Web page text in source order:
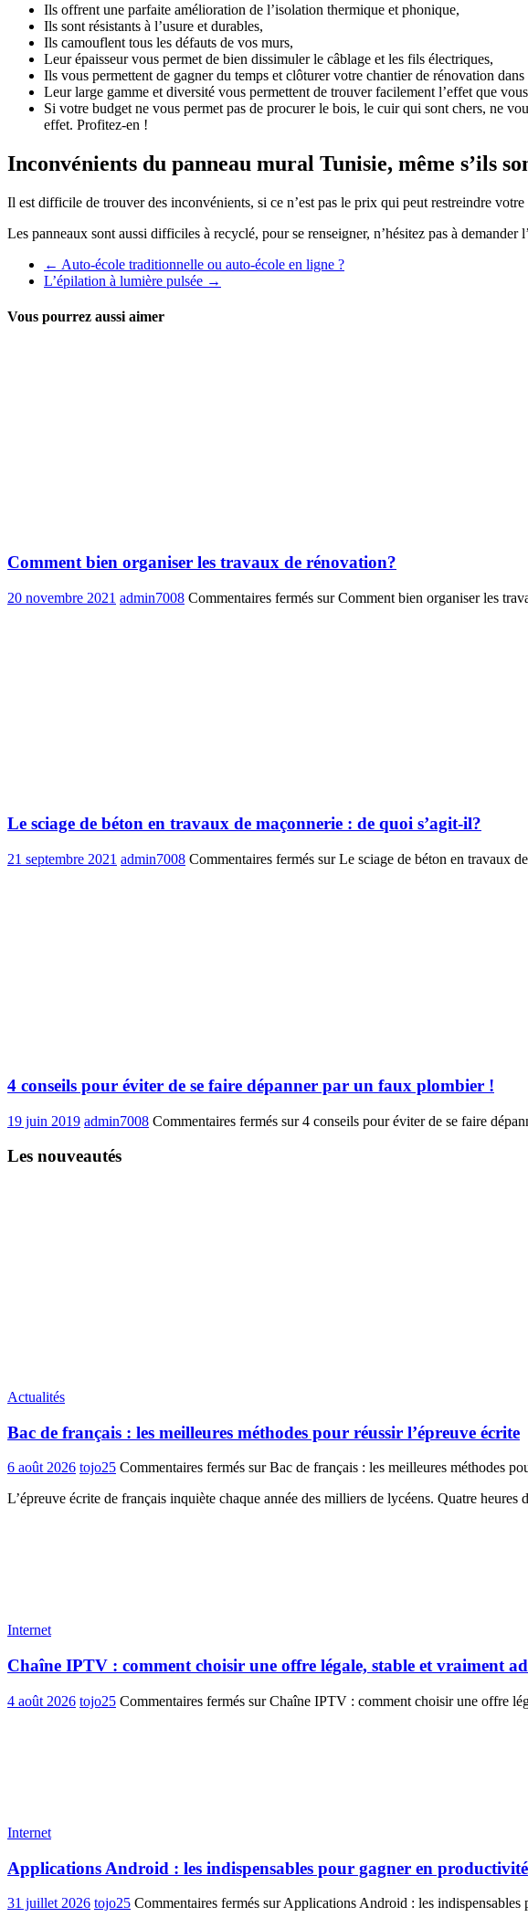
Ils offrent une parfaite amélioration de l’isolation thermique et phonique,
Ils sont résistants à l’usure et durables,
Ils camouflent tous les défauts de vos murs,
Leur épaisseur vous permet de bien dissimuler le câblage et les fils électriques,
Ils vous permettent de gagner du temps et clôturer votre chantier de rénovation dans
Leur large gamme et diversité vous permettent de trouver facilement l’effet que
Si votre budget ne vous permet pas de procurer le bois, le cuir qui sont chers, ne
effet. Profitez-en !
Inconvénients du panneau mural Tunisie, même s’ils
Il est difficile de trouver des inconvénients, si ce n’est pas le prix qui peut restreindre
Les panneaux sont aussi difficiles à recyclé, pour se renseigner, n’hésitez pas à
← Auto-école traditionnelle ou auto-école en ligne ?
L’épilation à lumière pulsée →
Vous pourrez aussi aimer
Comment bien organiser les travaux de rénovation?
20 novembre 2021 admin7008 Commentaires fermés sur Comment bien organiser les
Le sciage de béton en travaux de maçonnerie : de quoi s’agit-il?
21 septembre 2021 admin7008 Commentaires fermés sur Le sciage de béton en travaux
4 conseils pour éviter de se faire dépanner par un faux plombier !
19 juin 2019 admin7008 Commentaires fermés sur 4 conseils pour éviter de se faire
Les nouveautés
Actualités
Bac de français : les meilleures méthodes pour réussir l’épreuve écrite
6 août 2026 tojo25 Commentaires fermés sur Bac de français : les meilleures méthodes
L’épreuve écrite de français inquiète chaque année des milliers de lycéens. Quatre
Internet
Chaîne IPTV : comment choisir une offre légale, stable et vraiment
4 août 2026 tojo25 Commentaires fermés sur Chaîne IPTV : comment choisir une offre
Internet
Applications Android : les indispensables pour gagner en productivité
31 juillet 2026 tojo25 Commentaires fermés sur Applications Android : les indispensables